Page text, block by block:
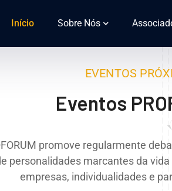
Início Sobre Nós
EVENTOS
Eventos
promove regularmente
personalidades marcantes da
empresas, individualidades e